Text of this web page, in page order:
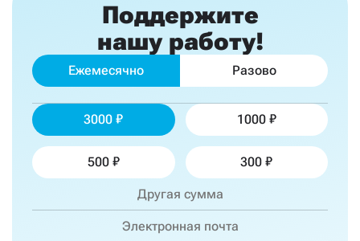
Поддержите
нашу работу!
Ежемесячно Разово
3000 1000
500 300